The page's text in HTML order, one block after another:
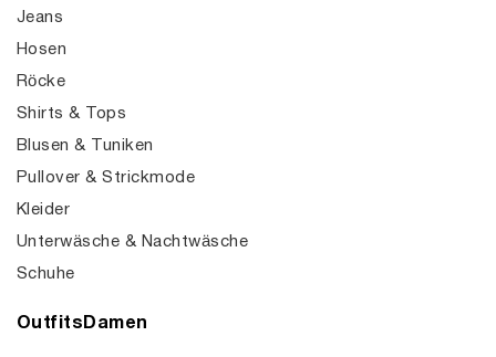
Jeans
Hosen
Röcke
Shirts & Tops
Blusen & Tuniken
Pullover & Strickmode
Kleider
Unterwäsche & Nachtwäsche
Schuhe
OutfitsDamen